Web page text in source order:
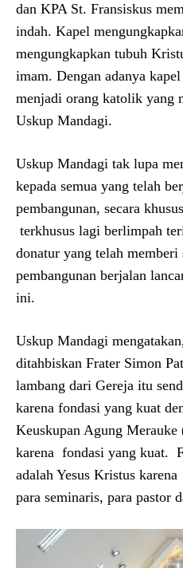
dan KPA St. Fransiskus
indah. Kapel
mengungkapkan tubuh
imam. Dengan adanya
menjadi orang katolik yang
Uskup Mandagi.
Uskup Mandagi tak lupa
kepada semua yang telah
pembangunan, secara
terkhusus lagi berlimpah
donatur yang telah memberi
pembangunan berjalan
ini.
Uskup Mandagi
ditahbiskan Frater Simon
lambang dari Gereja itu
karena fondasi yang kuat
Keuskupan Agung
karena fondasi yang kuat.
adalah Yesus Kristus
para seminaris, para pastor